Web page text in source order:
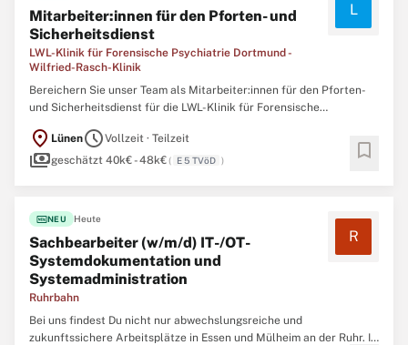
Mitarbeiter:innen für den Pforten- und
Sicherheitsdienst
LWL-Klinik für Forensische Psychiatrie Dortmund -
Wilfried-Rasch-Klinik
L
Bereichern Sie unser Team als Mitarbeiter:innen für den Pforten-
und Sicherheitsdienst für die LWL-Klinik für Forensische
01.11.2026 Die LWL-Klinik für Forensische Psychiatrie in Lünen wird
voraussichtlich
location_on LünenscheduleVollzeit · Teilzeit
paymentsgeschätzt 40k€ - 48k€( E 5 TVöD ) bookmark
fiber_newNEU Heute
Sachbearbeiter (w/m/d) IT-/OT-
Systemdokumentation und
Systemadministration
Ruhrbahn
R
Bei uns findest Du nicht nur abwechslungsreiche und
zukunftssichere Arbeitsplätze in Essen und Mülheim an der Ruhr. In